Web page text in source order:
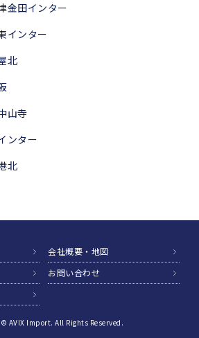
金田インター
インター
北
山寺
ンター
北
会社概要・地図
お問い合わせ
AVIX Import. All Rights Reserved.